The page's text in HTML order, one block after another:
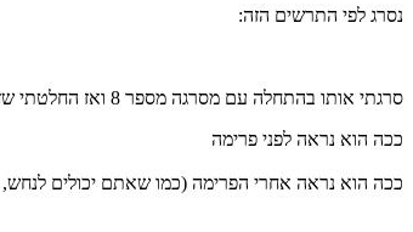
נסרג לפי התרשים הזה:
סרגתי אותו בהתחלה עם מסרגה מספר 8 ואז החלטתי שזה הדוק ויוצא יותר מדי גלי אז פרמתי את כולו .
ככה הוא נראה לפני פרימה
ככה הוא נראה אחרי הפרימה (כמו שאתם יכולים